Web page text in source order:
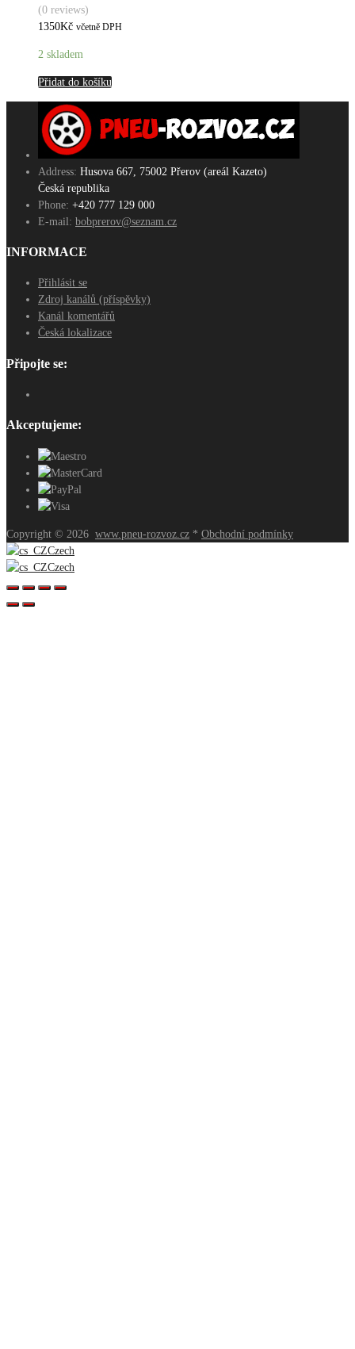
(0 reviews)
1350Kč včetně DPH
2 skladem
Přidat do košíku
Address: Husova 667, 75002 Přerov (areál Kazeto)
Česká republika
Phone: +420 777 129 000
E-mail: bobprerov@seznam.cz
INFORMACE
Přihlásit se
Zdroj kanálů (příspěvky)
Kanál komentářů
Česká lokalizace
Připojte se:
Akceptujeme:
Copyright © 2026 www.pneu-rozvoz.cz * Obchodní podmínky
Czech
Czech